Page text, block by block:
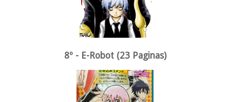
8º - E-Robot (23 Paginas)